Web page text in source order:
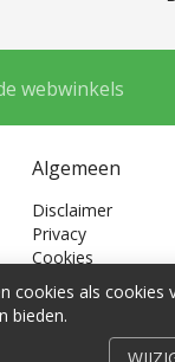
webwinkels
Algemeen
Disclaimer
Privacy
Cookies
Cookie voorkeuren
cookies als
bieden.